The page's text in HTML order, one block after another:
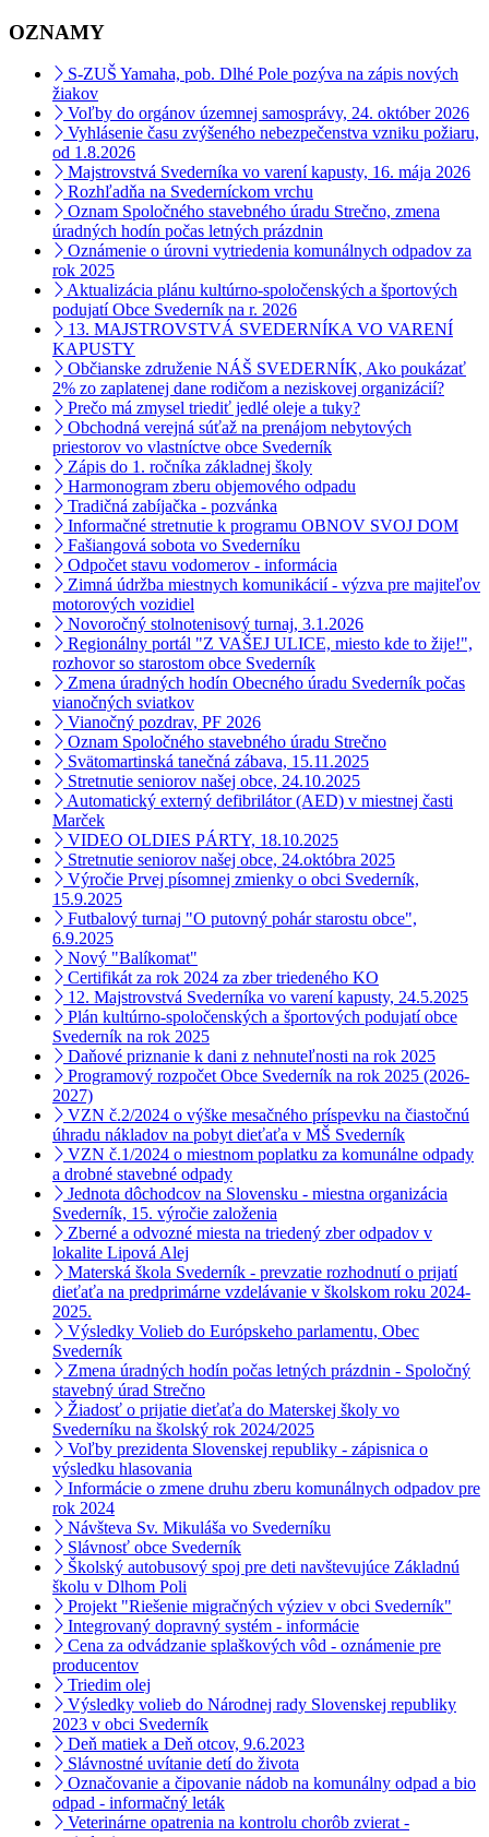
OZNAMY
S-ZUŠ Yamaha, pob. Dlhé Pole pozýva na zápis nových
žiakov
Voľby do orgánov územnej samosprávy, 24. október 2026
Vyhlásenie času zvýšeného nebezpečenstva vzniku požiaru,
od 1.8.2026
Majstrovstvá Svederníka vo varení kapusty, 16. mája 2026
Rozhľadňa na Svederníckom vrchu
Oznam Spoločného stavebného úradu Strečno, zmena
úradných hodín počas letných prázdnin
Oznámenie o úrovni vytriedenia komunálnych odpadov za
rok 2025
Aktualizácia plánu kultúrno-spoločenských a športových
podujatí Obce Svederník na r. 2026
13. MAJSTROVSTVÁ SVEDERNÍKA VO VARENÍ
KAPUSTY
Občianske združenie NÁŠ SVEDERNÍK, Ako poukázať
2% zo zaplatenej dane rodičom a neziskovej organizácií?
Prečo má zmysel triediť jedlé oleje a tuky?
Obchodná verejná súťaž na prenájom nebytových
priestorov vo vlastníctve obce Svederník
Zápis do 1. ročníka základnej školy
Harmonogram zberu objemového odpadu
Tradičná zabíjačka - pozvánka
Informačné stretnutie k programu OBNOV SVOJ DOM
Fašiangová sobota vo Svederníku
Odpočet stavu vodomerov - informácia
Zimná údržba miestnych komunikácií - výzva pre majiteľov
motorových vozidiel
Novoročný stolnotenisový turnaj, 3.1.2026
Regionálny portál "Z VAŠEJ ULICE, miesto kde to žije!",
rozhovor so starostom obce Svederník
Zmena úradných hodín Obecného úradu Svederník počas
vianočných sviatkov
Vianočný pozdrav, PF 2026
Oznam Spoločného stavebného úradu Strečno
Svätomartinská tanečná zábava, 15.11.2025
Stretnutie seniorov našej obce, 24.10.2025
Automatický externý defibrilátor (AED) v miestnej časti
Marček
VIDEO OLDIES PÁRTY, 18.10.2025
Stretnutie seniorov našej obce, 24.októbra 2025
Výročie Prvej písomnej zmienky o obci Svederník,
15.9.2025
Futbalový turnaj "O putovný pohár starostu obce",
6.9.2025
Nový "Balíkomat"
Certifikát za rok 2024 za zber triedeného KO
12. Majstrovstvá Svederníka vo varení kapusty, 24.5.2025
Plán kultúrno-spoločenských a športových podujatí obce
Svederník na rok 2025
Daňové priznanie k dani z nehnuteľnosti na rok 2025
Programový rozpočet Obce Svederník na rok 2025 (2026-
2027)
VZN č.2/2024 o výške mesačného príspevku na čiastočnú
úhradu nákladov na pobyt dieťaťa v MŠ Svederník
VZN č.1/2024 o miestnom poplatku za komunálne odpady
a drobné stavebné odpady
Jednota dôchodcov na Slovensku - miestna organizácia
Svederník, 15. výročie založenia
Zberné a odvozné miesta na triedený zber odpadov v
lokalite Lipová Alej
Materská škola Svederník - prevzatie rozhodnutí o prijatí
dieťaťa na predprimárne vzdelávanie v školskom roku 2024-
2025.
Výsledky Volieb do Európskeho parlamentu, Obec
Svederník
Zmena úradných hodín počas letných prázdnin - Spoločný
stavebný úrad Strečno
Žiadosť o prijatie dieťaťa do Materskej školy vo
Svederníku na školský rok 2024/2025
Voľby prezidenta Slovenskej republiky - zápisnica o
výsledku hlasovania
Informácie o zmene druhu zberu komunálnych odpadov pre
rok 2024
Návšteva Sv. Mikuláša vo Svederníku
Slávnosť obce Svederník
Školský autobusový spoj pre deti navštevujúce Základnú
školu v Dlhom Poli
Projekt "Riešenie migračných výziev v obci Svederník"
Integrovaný dopravný systém - informácie
Cena za odvádzanie splaškových vôd - oznámenie pre
producentov
Triedim olej
Výsledky volieb do Národnej rady Slovenskej republiky
2023 v obci Svederník
Deň matiek a Deň otcov, 9.6.2023
Slávnostné uvítanie detí do života
Označovanie a čipovanie nádob na komunálny odpad a bio
odpad - informačný leták
Veterinárne opatrenia na kontrolu chorôb zvierat -